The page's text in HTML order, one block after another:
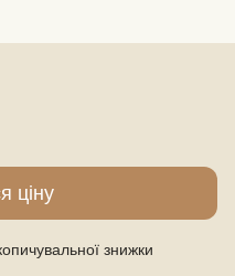
ціну
знижки